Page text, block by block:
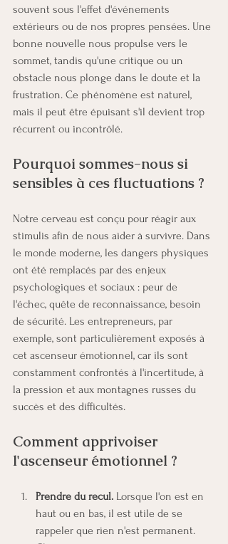
souvent sous l'effet d'événements
extérieurs ou de nos propres pensées. Une
bonne nouvelle nous propulse vers le
sommet, tandis qu'une critique ou un
obstacle nous plonge dans le doute et la
frustration. Ce phénomène est naturel,
mais il peut être épuisant s'il devient trop
récurrent ou incontrôlé.
Pourquoi sommes-nous si
sensibles à ces fluctuations ?
Notre cerveau est conçu pour réagir aux
stimulis afin de nous aider à survivre. Dans
le monde moderne, les dangers physiques
ont été remplacés par des enjeux
psychologiques et sociaux : peur de
l'échec, quête de reconnaissance, besoin
de sécurité. Les entrepreneurs, par
exemple, sont particulièrement exposés à
cet ascenseur émotionnel, car ils sont
constamment confrontés à l'incertitude, à
la pression et aux montagnes russes du
succès et des difficultés.
Comment apprivoiser
l'ascenseur émotionnel ?
Prendre du recul. Lorsque l'on est en
haut ou en bas, il est utile de se
rappeler que rien n'est permanent.